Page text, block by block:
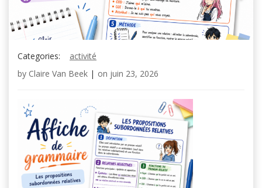
Categories:
activité
by Claire Van Beek | on juin 23, 2026